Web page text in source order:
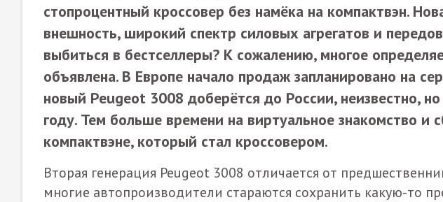
стопроцентный кроссовер без намёка на компактвэн.
внешность, широкий спектр силовых агрегатов и
выбиться в бестселлеры? К сожалению, многое
объявлена. В Европе начало продаж запланировано на
новый Peugeot 3008 доберётся до России, неизвестно,
году. Тем больше времени на виртуальное знакомство и
компактвэне, который стал кроссовером.
Вторая генерация Peugeot 3008 отличается от
многие автопроизводители стараются сохранить какую-то